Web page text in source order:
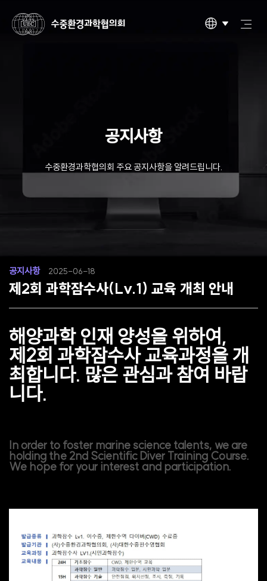
공지사항
수중환경과학협의회 주요 공지사항을 알려드립니다.
공지사항 2025-06-18
제2회 과학잠수사(Lv.1) 교육 개최 안내
해양과학 인재 양성을 위하여,
제2회 과학잠수사 교육과정을 개
최합니다. 많은 관심과 참여 바랍
니다.
In order to foster marine science talents, we are
holding the 2nd Scientific Diver Training Course.
We hope for your interest and participation.